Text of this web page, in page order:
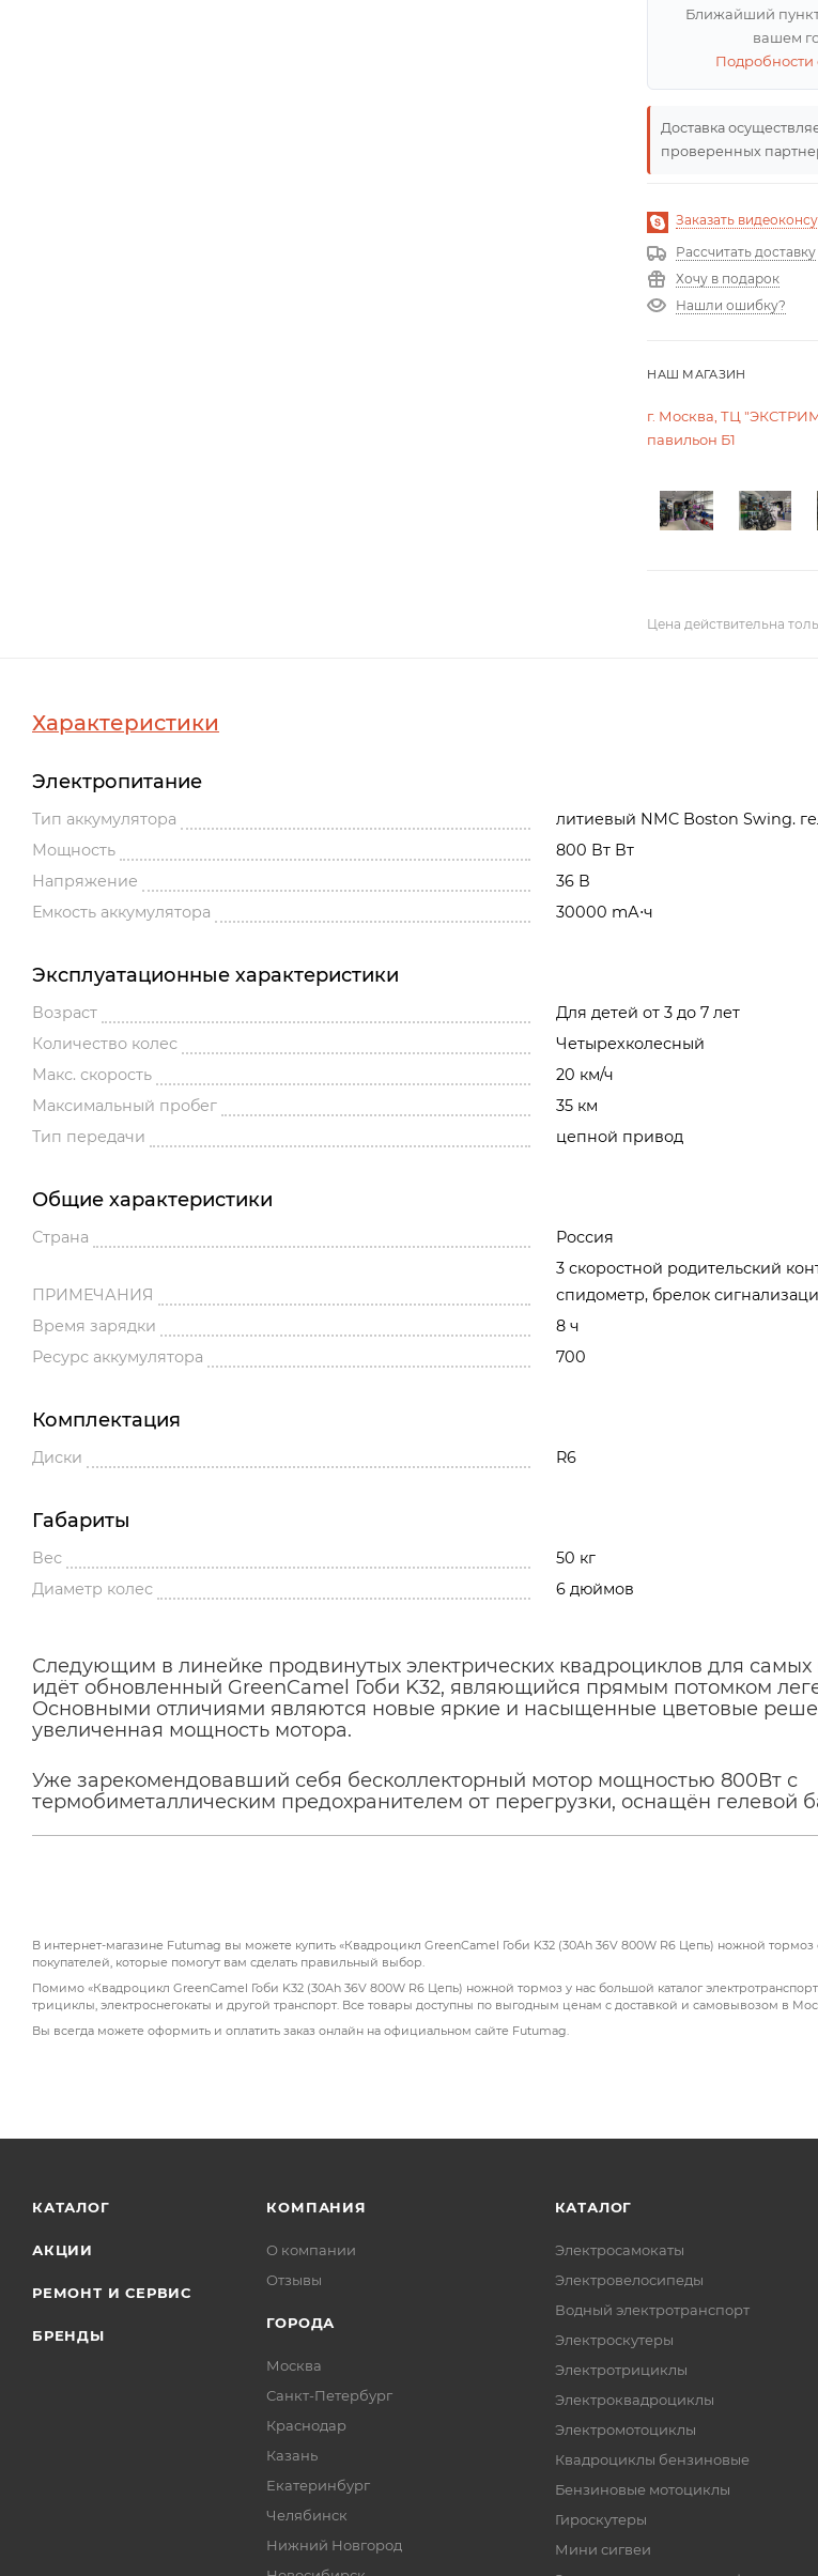
Ближайший
вашем
Подробности
Доставка
проверенных
Заказать
Рассчитать доставку
Хочу в подарок
Нашли ошибку?
НАШ МАГАЗИН
г. Москва, ТЦ
павильон Б1
Цена действительна
Характеристики
Электропитание
Тип аккумулятора
литиевый NMC Boston Swing.
Мощность
800 Вт Вт
Напряжение
36 В
Емкость аккумулятора
30000 mА⋅ч
Эксплуатационные характеристики
Возраст
Для детей от 3 до 7 лет
Количество колес
Четырехколесный
Макс. скорость
20 км/ч
Максимальный пробег
35 км
Тип передачи
цепной привод
Общие характеристики
Страна Россия
ПРИМЕЧАНИЯ
3 скоростной родительский
спидометр, брелок
Время зарядки
8 ч
Ресурс аккумулятора
700
Комплектация
Диски R6
Габариты
Вес
50 кг
Диаметр колес
6 дюймов
Следующим в линейке продвинутых электрических квадроциклов для
идёт обновленный GreenCamel Гоби K32, являющийся прямым потомком
Основными отличиями являются новые яркие и насыщенные цветовые
увеличенная мощность мотора.
Уже зарекомендовавший себя бесколлекторный мотор мощностью 800Вт с
термобиметаллическим предохранителем от перегрузки, оснащён гелевой
фальшбаке. Значительным улучшением в комплектации является наличие
пультов-брелоков сигнализации, с помощью которым можно включать и
запускать дистанционный поиск квадроцикла и ставить на сигнализацию.
GreenCamel Гоби K32 станет увлекательной технологичной игрушкой и
В интернет-магазине Futumag вы можете купить «Квадроцикл GreenCamel Гоби K32 (30Ah 36V 800W R6 Цепь) ножной
покупателей, которые помогут вам сделать правильный выбор.
Помимо «Квадроцикл GreenCamel Гоби K32 (30Ah 36V 800W R6 Цепь) ножной тормоз у нас большой каталог
трициклы, электроснегокаты и другой транспорт. Все товары доступны по выгодным ценам с доставкой и самовывозом в
Вы всегда можете оформить и оплатить заказ онлайн на официальном сайте Futumag.
КАТАЛОГ
АКЦИИ
РЕМОНТ И СЕРВИС
БРЕНДЫ
КОМПАНИЯ
О компании
Отзывы
ГОРОДА
Москва
Санкт-Петербург
Краснодар
Казань
Екатеринбург
Челябинск
Нижний Новгород
КАТАЛОГ
Электросамокаты
Электровелосипеды
Водный электротранспорт
Электроскутеры
Электротрициклы
Электроквадроциклы
Электромотоциклы
Квадроциклы бензиновые
Бензиновые мотоциклы
Гироскутеры
Мини сигвеи